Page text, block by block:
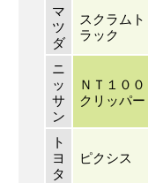
マ
ツ
ダ
スクラムト
ラック
ニ
ッ
サ
ン
ＮＴ１００
クリッパー
ト
ヨ
タ
ピクシス